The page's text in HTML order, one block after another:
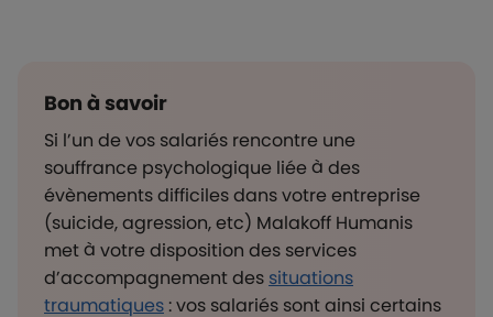
Bon à savoir
Si l’un de vos salariés rencontre une
souffrance psychologique liée à des
évènements difficiles dans votre entreprise
(suicide, agression, etc) Malakoff Humanis
met à votre disposition des services
d’accompagnement des situations
traumatiques : vos salariés sont ainsi certains